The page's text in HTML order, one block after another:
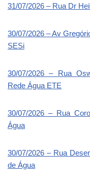
31/07/2026 – Rua Dr
30/07/2026 – Av
SESi
30/07/2026 – Rua
Rede Água ETE
30/07/2026 – Rua
Água
30/07/2026 – Rua
de Água